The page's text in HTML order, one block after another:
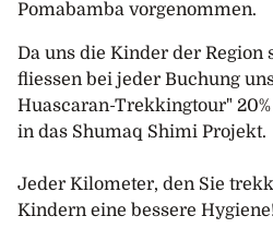
Pomabamba vorgenommen.
Da uns die Kinder der Region
fliessen bei jeder Buchung
Huascaran-Trekkingtour"
in das Shumaq Shimi Projekt.
Jeder Kilometer, den Sie
Kindern eine bessere